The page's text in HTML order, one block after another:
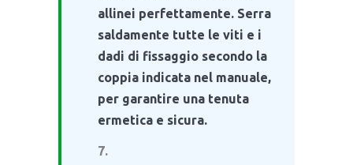
allinei perfettamente. Serra
saldamente tutte le viti e i
dadi di fissaggio secondo la
coppia indicata nel manuale,
per garantire una tenuta
ermetica e sicura.